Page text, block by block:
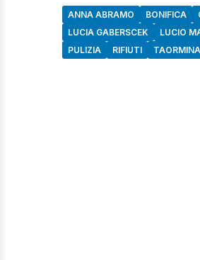
ANNA ABRAMO BONIFICA
LUCIA GABERSCEK
LUCIO
PULIZIA
RIFIUTI TAORMINA